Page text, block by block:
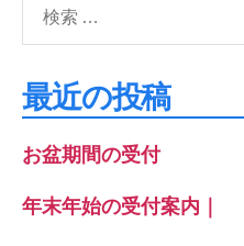
象:
最近の投稿
お盆期間の受付
年末年始の受付案内｜